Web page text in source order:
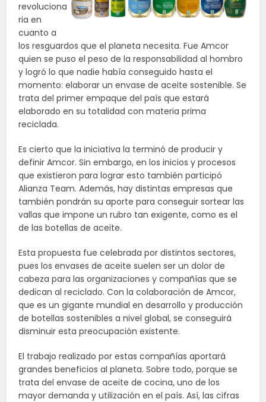
revoluciona
ria en
cuanto a
los resguardos que el planeta necesita. Fue Amcor
quien se puso el peso de la responsabilidad al hombro
y logró lo que nadie había conseguido hasta el
momento: elaborar un envase de aceite sostenible. Se
trata del primer empaque del país que estará
elaborado en su totalidad con materia prima
reciclada.
Es cierto que la iniciativa la terminó de producir y
definir Amcor. Sin embargo, en los inicios y procesos
que existieron para lograr esto también participó
Alianza Team. Además, hay distintas empresas que
también pondrán su aporte para conseguir sortear las
vallas que impone un rubro tan exigente, como es el
de las botellas de aceite.
Esta propuesta fue celebrada por distintos sectores,
pues los envases de aceite suelen ser un dolor de
cabeza para las organizaciones y compañías que se
dedican al reciclado. Con la colaboración de Amcor,
que es un gigante mundial en desarrollo y producción
de botellas sostenibles a nivel global, se conseguirá
disminuir esta preocupación existente.
El trabajo realizado por estas compañías aportará
grandes beneficios al planeta. Sobre todo, porque se
trata del envase de aceite de cocina, uno de los
mayor demanda y utilización en el país. Así, las cifras